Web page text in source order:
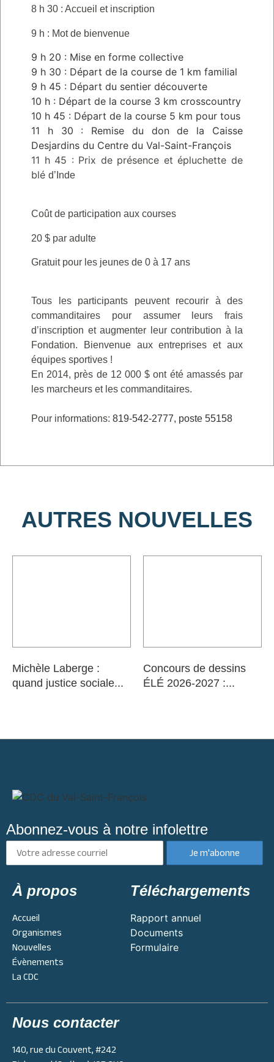
8 h 30 : Accueil et inscription
9 h : Mot de bienvenue
9 h 20 : Mise en forme collective
9 h 30 : Départ de la course de 1 km familial
9 h 45 : Départ du sentier découverte
10 h : Départ de la course 3 km crosscountry
10 h 45 : Départ de la course 5 km pour tous
11 h 30 : Remise du don de la Caisse
Desjardins du Centre du Val-Saint-François
11 h 45 : Prix de présence et épluchette de
blé d’Inde
Coût de participation aux courses
20 $ par adulte
Gratuit pour les jeunes de 0 à 17 ans
Tous les participants peuvent recourir à des
commanditaires pour assumer leurs frais
d’inscription et augmenter leur contribution à la
Fondation. Bienvenue aux entreprises et aux
équipes sportives !
En 2014, près de 12 000 $ ont été amassés par
les marcheurs et les commanditaires.
Pour informations: 819-542-2777, poste 55158
AUTRES NOUVELLES
Michèle Laberge :
quand justice sociale...
Concours de dessins
ÉLÉ 2026-2027 :...
Abonnez-vous à notre infolettre
À propos
Accueil
Organismes
Nouvelles
Évènements
La CDC
Téléchargements
Rapport annuel
Documents
Formulaire
Nous contacter
140, rue du Couvent, #242